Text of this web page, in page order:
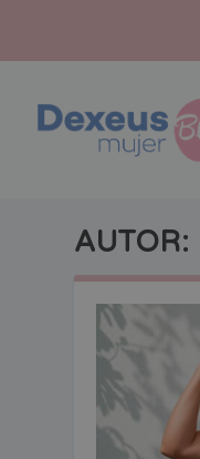
AUTOR: